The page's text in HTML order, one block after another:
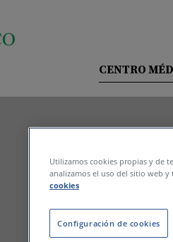
CENTRO
COMPAÑÍAS
Utilizamos cookies propias y de
analizamos el uso del sitio web y
cookies
Configuración de cookies